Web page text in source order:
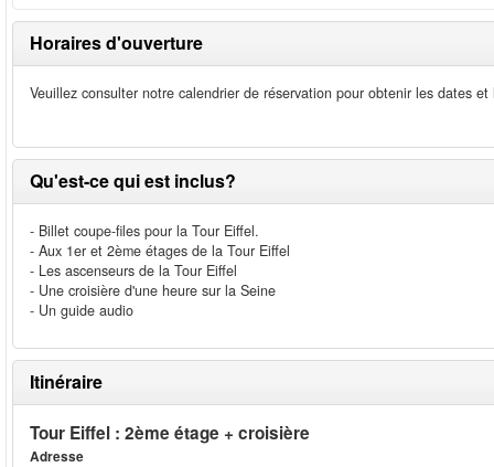
Horaires d'ouverture
Veuillez consulter notre calendrier de réservation pour obtenir les dates
Qu'est-ce qui est inclus?
- Billet coupe-files pour la Tour Eiffel.
- Aux 1er et 2ème étages de la Tour Eiffel
- Les ascenseurs de la Tour Eiffel
- Une croisière d'une heure sur la Seine
- Un guide audio
Itinéraire
Tour Eiffel : 2ème étage + croisière
Adresse